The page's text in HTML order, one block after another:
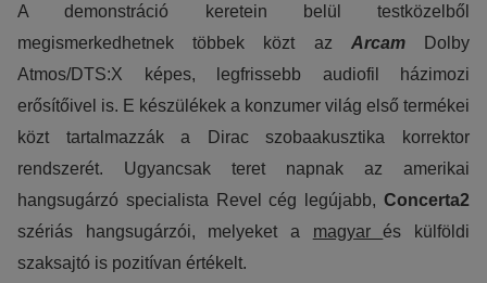
A demonstráció keretein belül testközelből
megismerkedhetnek többek közt az Arcam
Dolby
Atmos/DTS:X képes, legfrissebb audiofil házimozi
erősítőivel is. E készülékek a konzumer világ első termékei
közt tartalmazzák a Dirac szobaakusztika korrektor
rendszerét. Ugyancsak teret napnak az amerikai
hangsugárzó specialista Revel cég legújabb, Concerta2
szériás hangsugárzói, melyeket a magyarés külföldi
szaksajtó is pozitívan értékelt.